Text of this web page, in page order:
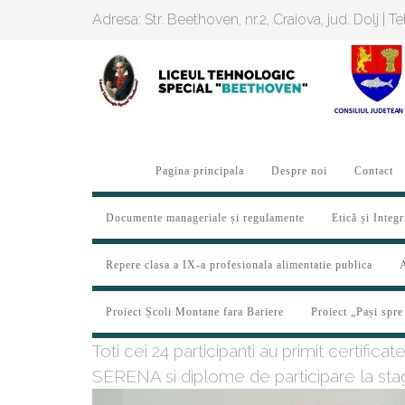
Adresa: Str. Beethoven, nr.2, Craiova, jud. Dolj |
Pagina principala Despre noi Contact
Documente manageriale și regulamente Etică și
Repere clasa a IX-a profesionala alimentatie publica
Proiect Școli Montane fara Bariere Proiect „Pași
Toti cei 24 participanti au primit
SERENA si diplome de participare la